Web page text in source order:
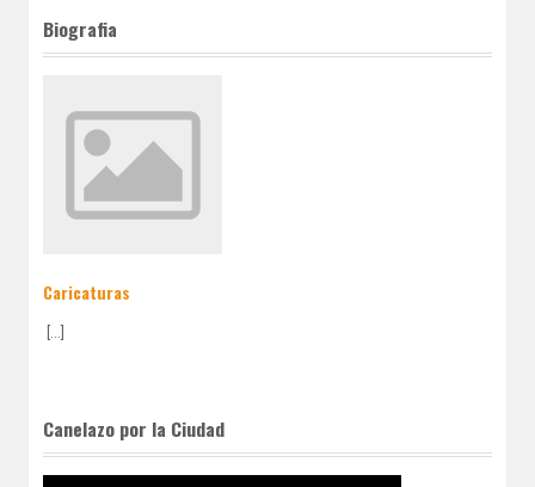
Biografia
Caricaturas
[...]
Canelazo por la Ciudad